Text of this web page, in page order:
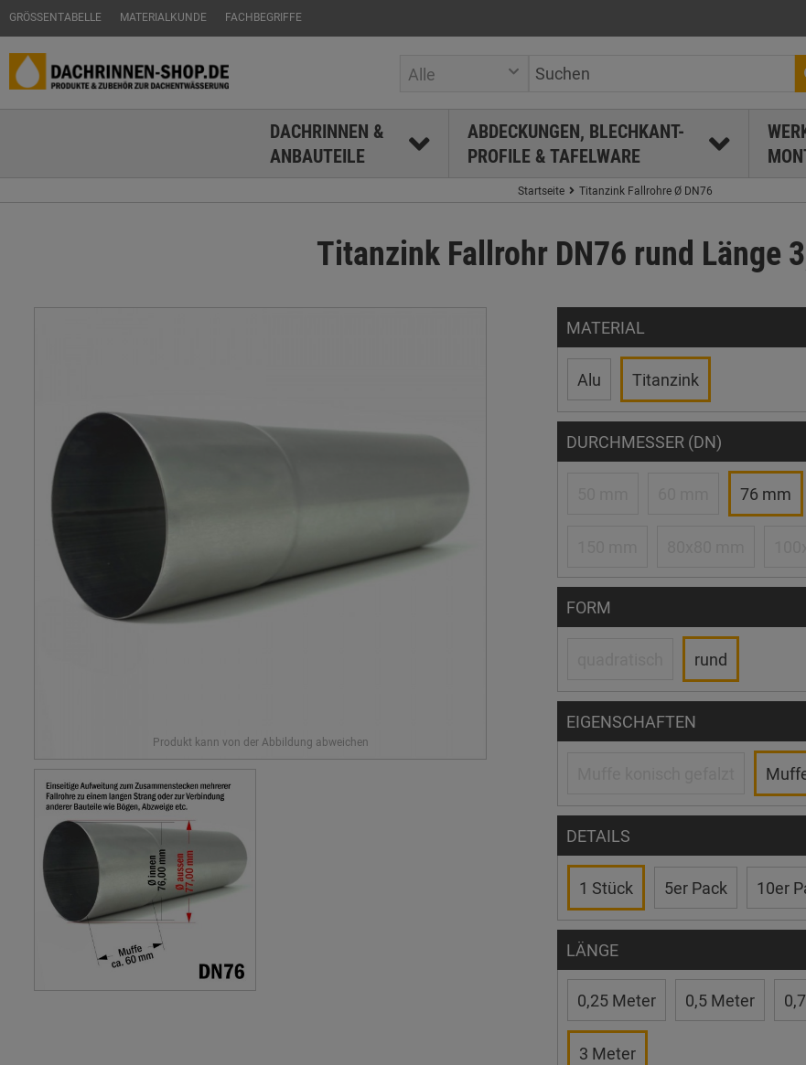
GRÖSSENTABELLE MATERIALKUNDE FACHBEGRIFFE
Alle
DACHRINNEN &
ANBAUTEILE
ABDECKUNGEN, BLECHKANT-
PROFILE & TAFELWARE
Startseite Titanzink Fallrohre Ø DN76
Titanzink Fallrohr DN76 rund Länge
MATERIAL
Alu Titanzink
DURCHMESSER (DN)
76 mm
FORM
rund
EIGENSCHAFTEN
DETAILS
1 Stück 5er Pack 10er
LÄNGE
0,25 Meter 0,5 Meter
3 Meter